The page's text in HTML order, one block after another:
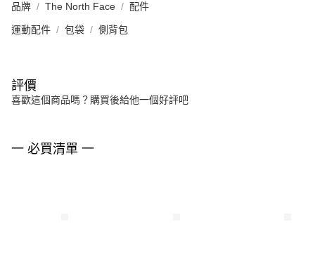
品牌 The North Face 配件
運動配件 包袋 側背包
評價
喜歡這個商品嗎？購買後給他一個好評吧
一 必買清單 一